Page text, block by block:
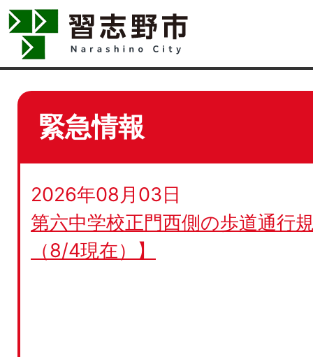
緊急情報
2026年08月03日
第六中学校正門西側の歩道通行
（8/4現在）】